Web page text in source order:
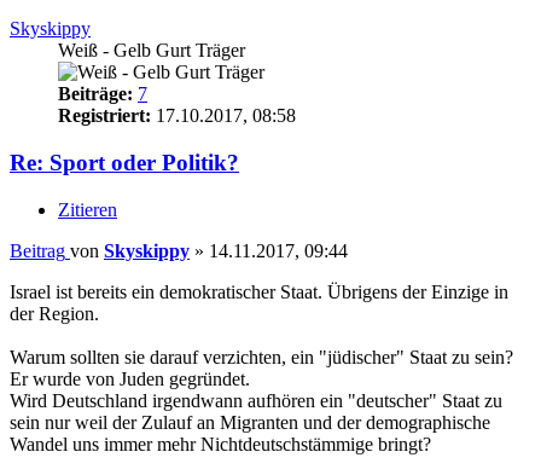
Skyskippy
Weiß - Gelb Gurt Träger
Beiträge: 7
Registriert: 17.10.2017, 08:58
Re: Sport oder Politik?
Zitieren
Beitrag von Skyskippy » 14.11.2017, 09:44
Israel ist bereits ein demokratischer Staat. Übrigens der Einzige in
der Region.
Warum sollten sie darauf verzichten, ein "jüdischer" Staat zu sein?
Er wurde von Juden gegründet.
Wird Deutschland irgendwann aufhören ein "deutscher" Staat zu
sein nur weil der Zulauf an Migranten und der demographische
Wandel uns immer mehr Nichtdeutschstämmige bringt?